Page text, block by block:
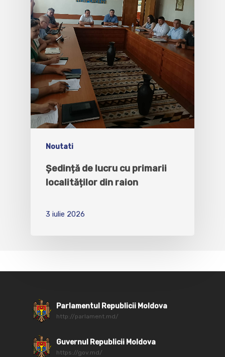
Noutati
Ședință de lucru cu primarii
localităților din raion
3 iulie 2026
Parlamentul Republicii Moldova
http://parlament.md/
Guvernul Republicii Moldova
https://gov.md/